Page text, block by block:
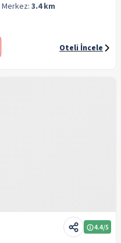
Merkez: 3.4 km
Oteli İncele
4.4/5